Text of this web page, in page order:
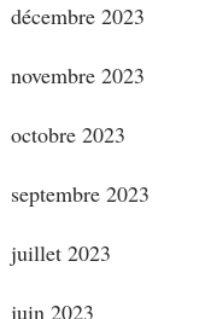
décembre 2023
novembre 2023
octobre 2023
septembre 2023
juillet 2023
juin 2023